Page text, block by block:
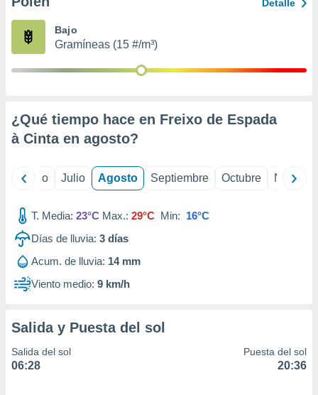
publicidad
1199
Detalle
Bajo
Gramíneas (15 #/m³)
¿Qué tiempo hace en Freixo de Espada
à Cinta en agosto?
Junio Julio Agosto Septiembre Octubre
T. Media: 23°C Max.: 29°C Min: 16°C
Días de lluvia: 3 días
Acum. de lluvia: 14 mm
Viento medio: 9 km/h
Salida y Puesta del sol
Salida del sol
06:28
Puesta del sol
20:36